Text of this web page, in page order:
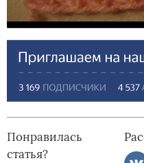
Понравилась
статья?